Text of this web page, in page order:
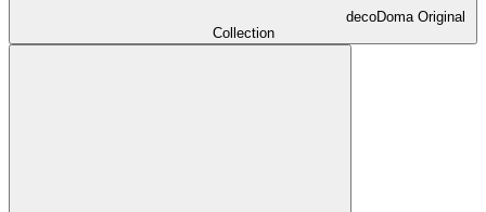
decoDoma Original
Collection